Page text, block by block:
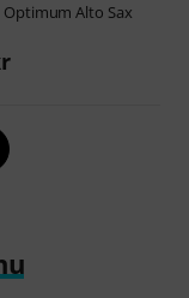
Optimum Alto Sax